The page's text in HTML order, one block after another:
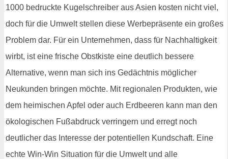
1000 bedruckte Kugelschreiber aus Asien kosten nicht viel,
doch für die Umwelt stellen diese Werbepräsente ein großes
Problem dar. Für ein Unternehmen, dass für Nachhaltigkeit
wirbt, ist eine frische Obstkiste eine deutlich bessere
Alternative, wenn man sich ins Gedächtnis möglicher
Neukunden bringen möchte. Mit regionalen Produkten, wie
dem heimischen Apfel oder auch Erdbeeren kann man den
ökologischen Fußabdruck verringern und erregt noch
deutlicher das Interesse der potentiellen Kundschaft. Eine
echte Win-Win Situation für die Umwelt und alle